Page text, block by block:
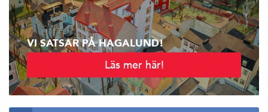
VI SATSAR PÅ HAGALUND!
Läs mer här!